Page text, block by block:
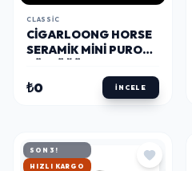
CLASSIC
CIGARLOONG HORSE
SERAMIK MINI PURO
TEKLI
₺0 İNCELE
SON 3!
HIZLI KARGO